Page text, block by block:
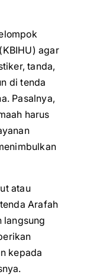
agar
tanda,
di tenda
Pasalnya,
harus
atau
Arafah
langsung
kepada